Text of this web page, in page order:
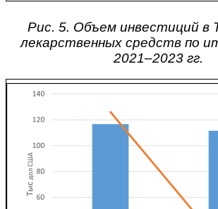
Рис. 5. Объем инвестиций в
лекарственных средств по
2021–2023 гг.